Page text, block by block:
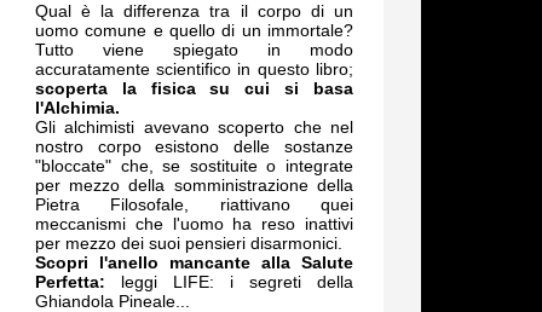
Qual è la differenza tra il corpo di un
uomo comune e quello di un immortale?
Tutto viene spiegato in modo
accuratamente scientifico in questo libro;
scoperta la fisica su cui si basa
l'Alchimia.
Gli alchimisti avevano scoperto che nel
nostro corpo esistono delle sostanze
"bloccate" che, se sostituite o integrate
per mezzo della somministrazione della
Pietra Filosofale, riattivano quei
meccanismi che l'uomo ha reso inattivi
per mezzo dei suoi pensieri disarmonici.
Scopri l'anello mancante alla Salute
Perfetta: leggi LIFE: i segreti della
Ghiandola Pineale...